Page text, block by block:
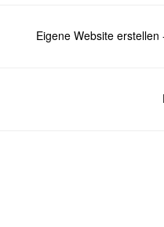
Eigene Website